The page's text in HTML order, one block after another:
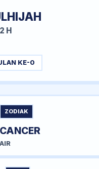
H
KE-0
ZODIAK
CANCER
AIR